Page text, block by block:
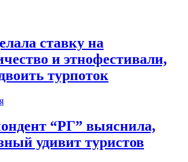
ставку на
и этнофестивали,
турпоток
“РГ” выяснила,
удивит туристов